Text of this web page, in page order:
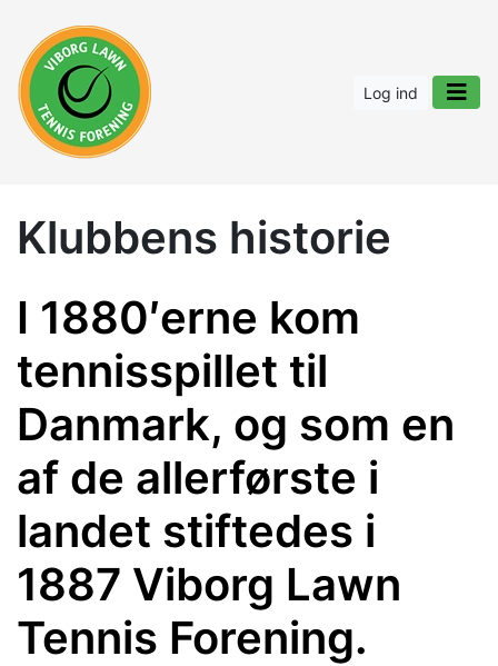
Log ind
Klubbens historie
I 1880′erne kom
tennisspillet til
Danmark, og som en
af de allerførste i
landet stiftedes i
1887 Viborg Lawn
Tennis Forening.